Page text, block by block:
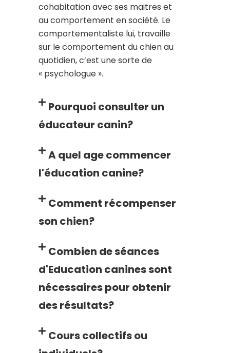
cohabitation avec ses maitres et
au comportement en société. Le
comportementaliste lui, travaille
sur le comportement du chien au
quotidien, c’est une sorte de
« psychologue ».
Pourquoi consulter un
éducateur canin?
A quel age commencer
l'éducation canine?
Comment récompenser
son chien?
Combien de séances
d'Education canines sont
nécessaires pour obtenir
des résultats?
Cours collectifs ou